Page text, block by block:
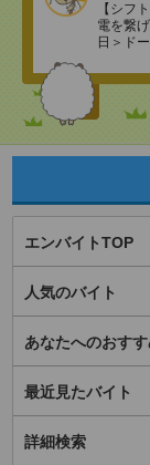
【シフ
電を繋
日＞ド
エンバイトTOP
人気のバイト
あなたへのおすす
最近見たバイト
詳細検索